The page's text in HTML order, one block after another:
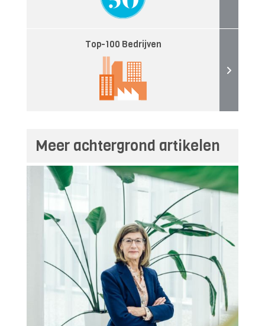
Top-100 Bedrijven
Meer achtergrond artikelen